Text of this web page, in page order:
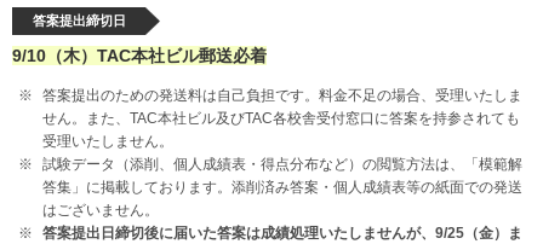
答案提出締切日
9/10（木）TAC本社ビル郵送必着
答案提出のための発送料は自己負担です。料金不足の場合、受理いたしま
せん。また、TAC本社ビル及びTAC各校舎受付窓口に答案を持参されても
受理いたしません。
試験データ（添削、個人成績表・得点分布など）の閲覧方法は、「模範解
答集」に掲載しております。添削済み答案・個人成績表等の紙面での発送
はございません。
答案提出日締切後に届いた答案は成績処理いたしませんが、9/25（金）ま